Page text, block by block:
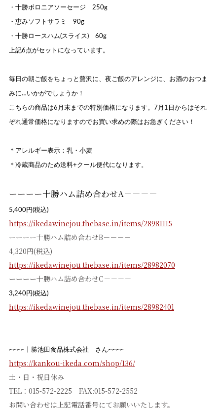
・十勝ボロニアソーセージ 250g
・恵みソフトサラミ 90g
・十勝ロースハム(スライス) 60g
上記6点がセットになっています。
毎日の朝ご飯をちょっと贅沢に、夜ご飯のアレンジに、お酒のおつま
みに…いかがでしょうか！
こちらの商品は6月末までの特別価格になります。7月1日からはそれ
ぞれ通常価格になりますのでお買い求めの際はお急ぎください！
＊アレルギー表示：乳・小麦
＊冷蔵商品のため送料+クール便代になります。
ーーーー十勝ハム詰め合わせA－－－－
5,400円(税込)
https://ikedawinejou.thebase.in/items/28981115
ーーーー十勝ハム詰め合わせB－－－－
4,320円(税込)
https://ikedawinejou.thebase.in/items/28982070
ーーーー十勝ハム詰め合わせC－－－－
3,240円(税込)
https://ikedawinejou.thebase.in/items/28982401
~~~~十勝池田食品株式会社 さん~~~~
https://kankou-ikeda.com/shop/136/
土・日・祝日休み
TEL：015-572-2225 FAX:015-572-2552
お問い合わせは上記電話番号にてお願いいたします。